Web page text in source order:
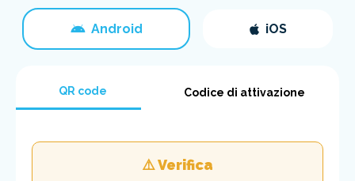
Android iOS
QR code Codice di attivazione
⚠️ Verifica